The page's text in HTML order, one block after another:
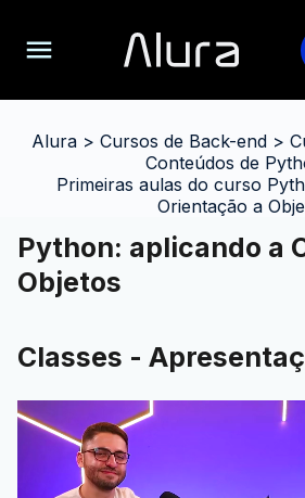
Alura> Cursos de Back-end>
Conteúdos de
Primeiras aulas do curso
Orientação a
Python: aplicando a
Objetos
Classes -